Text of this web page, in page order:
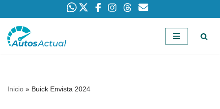
Saltar
Inicio » Buick Envista 2024